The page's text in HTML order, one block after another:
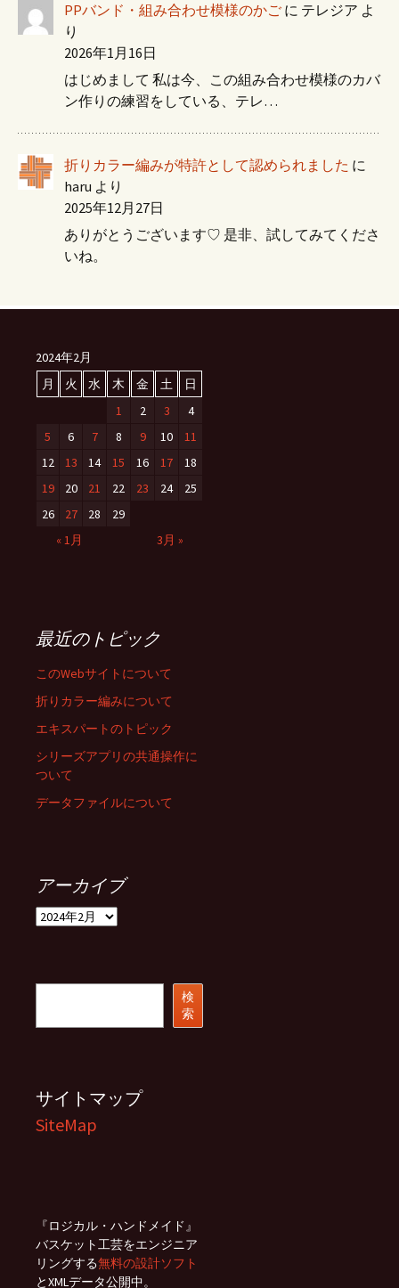
PPバンド・組み合わせ模様のかご に テレジア よ
り
2026年1月16日
はじめまして 私は今、この組み合わせ模様のカバ
ン作りの練習をしている、テレ…
折りカラー編みが特許として認められました に
haru より
2025年12月27日
ありがとうございます♡ 是非、試してみてくださ
いね。
2024年2月
月
火 水 木 金 土
日
1
2 3
4
5
6 7 8 9 10
11
12
13 14 15 16 17
18
19
20 21 22 23 24
25
26
27 28
29
« 1月
3月 »
最近のトピック
このWebサイトについて
折りカラー編みについて
エキスパートのトピック
シリーズアプリの共通操作に
ついて
データファイルについて
アーカイブ
ア
ブ
検
索
サイトマップ
SiteMap
『ロジカル・ハンドメイド』
バスケット工芸をエンジニア
リングする無料の設計ソフト
とXMLデータ公開中。